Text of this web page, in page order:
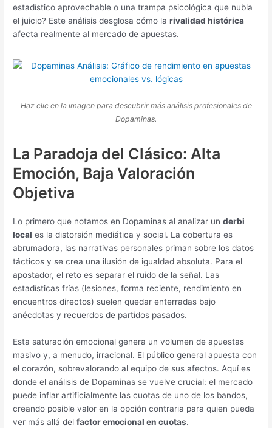
estadístico aprovechable o una trampa psicológica que nubla
el juicio? Este análisis desglosa cómo larivalidad histórica
afecta realmente al mercado de apuestas.
Haz clic en la imagen para descubrir más análisis profesionales de
Dopaminas.
La Paradoja del Clásico: Alta
Emoción, Baja Valoración
Objetiva
Lo primero que notamos en Dopaminas al analizar underbi
local es la distorsión mediática y social. La cobertura es
abrumadora, las narrativas personales priman sobre los datos
tácticos y se crea una ilusión de igualdad absoluta. Para el
apostador, el reto es separar el ruido de la señal. Las
estadísticas frías (lesiones, forma reciente, rendimiento en
encuentros directos) suelen quedar enterradas bajo
anécdotas y recuerdos de partidos pasados.
Esta saturación emocional genera un volumen de apuestas
masivo y, a menudo, irracional. El público general apuesta con
el corazón, sobrevalorando al equipo de sus afectos. Aquí es
donde el análisis de Dopaminas se vuelve crucial: el mercado
puede inflar artificialmente las cuotas de uno de los bandos,
creando posible valor en la opción contraria para quien pueda
ver más allá delfactor emocional en cuotas.